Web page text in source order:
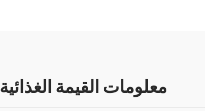
معلومات القيمة الغذائية